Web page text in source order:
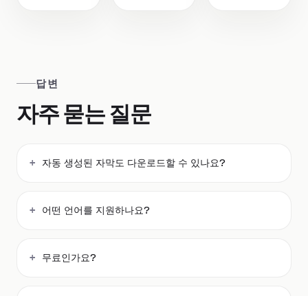
답변
자주 묻는 질문
자동 생성된 자막도 다운로드할 수 있나요?
어떤 언어를 지원하나요?
무료인가요?